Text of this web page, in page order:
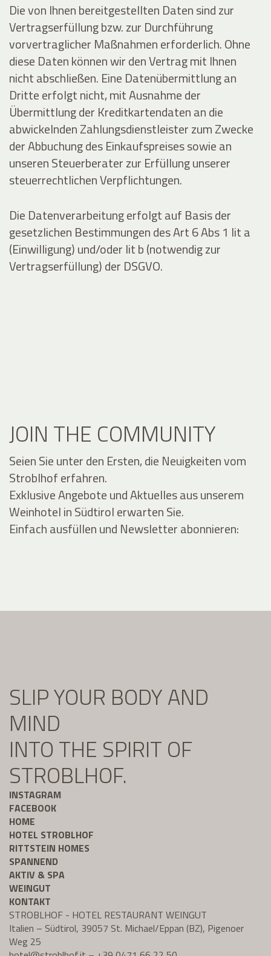
Die von Ihnen bereitgestellten Daten sind zur
Vertragserfüllung bzw. zur Durchführung
vorvertraglicher Maßnahmen erforderlich. Ohne
diese Daten können wir den Vertrag mit Ihnen
nicht abschließen. Eine Datenübermittlung an
Dritte erfolgt nicht, mit Ausnahme der
Übermittlung der Kreditkartendaten an die
abwickelnden Zahlungsdienstleister zum Zwecke
der Abbuchung des Einkaufspreises sowie an
unseren Steuerberater zur Erfüllung unserer
steuerrechtlichen Verpflichtungen.
Die Datenverarbeitung erfolgt auf Basis der
gesetzlichen Bestimmungen des Art 6 Abs 1 lit a
(Einwilligung) und/oder lit b (notwendig zur
Vertragserfüllung) der DSGVO.
JOIN THE COMMUNITY
Seien Sie unter den Ersten, die Neuigkeiten vom
Stroblhof erfahren.
Exklusive Angebote und Aktuelles aus unserem
Weinhotel in Südtirol erwarten Sie.
Einfach ausfüllen und Newsletter abonnieren:
SLIP YOUR BODY AND
MIND
INTO THE SPIRIT OF
STROBLHOF.
INSTAGRAM
FACEBOOK
HOME
HOTEL STROBLHOF
RITTSTEIN HOMES
SPANNEND
AKTIV & SPA
WEINGUT
KONTAKT
STROBLHOF - HOTEL RESTAURANT WEINGUT
Italien – Südtirol, 39057 St. Michael/Eppan (BZ), Pigenoer
Weg 25